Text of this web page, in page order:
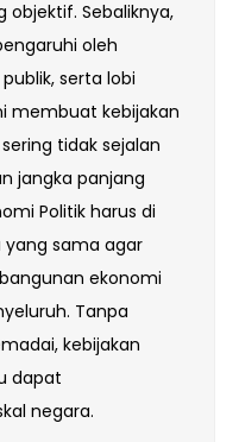
objektif. Sebaliknya,
oleh
serta lobi
membuat kebijakan
tidak sejalan
jangka panjang
Politik harus di
yang sama agar
ekonomi
Tanpa
kebijakan
dapat
negara.